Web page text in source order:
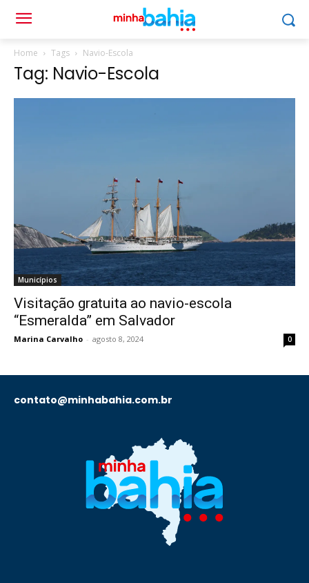
Home Tags Navio-Escola
Tag: Navio-Escola
Municípios
Visitação gratuita ao navio-escola
“Esmeralda” em Salvador
Marina Carvalho - agosto 8, 2024 0
contato@minhabahia.com.br